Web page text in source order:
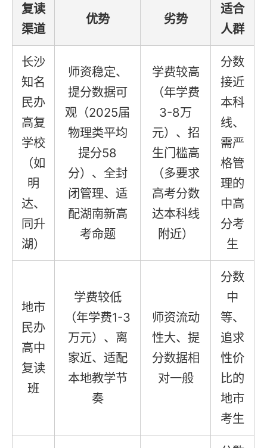
复读
渠道
优势 劣势
适合
人群
长沙
知名
民办
高复
学校
（如
明
达、
同升
湖）
师资稳定、
提分数据可
观（2025届
物理类平均
提分58
分）、全封
闭管理、适
配湖南新高
考命题
学费较高
（年学费
3-8万
元）、招
生门槛高
（多要求
高考分数
达本科线
附近）
分数
接近
本科
线、
需严
格管
理的
中高
分考
生
地市
民办
高中
复读
班
学费较低
（年学费1-3
万元）、离
家近、适配
本地教学节
奏
师资流动
性大、提
分数据相
对一般
分数
中
等、
追求
性价
比的
地市
考生